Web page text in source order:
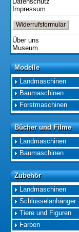
Impressum
Widerrufsformular
Über uns
Museum
Modelle
Modelle
Landmaschinen
Baumaschinen
Forstmaschinen
Bücher und Filme
Bücher und Filme
Landmaschinen
Baumaschinen
Zubehör
Zubehör
Landmaschinen
Schlüsselanhänger
Tiere und Figuren
Farben